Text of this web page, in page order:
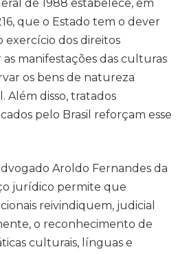
de 1988 estabelece, em
que o Estado tem o dever
exercício dos direitos
manifestações das culturas
os bens de natureza
Além disso, tratados
pelo Brasil reforçam esse
Aroldo Fernandes da
jurídico permite que
reivindiquem, judicial
o reconhecimento de
culturais, línguas e